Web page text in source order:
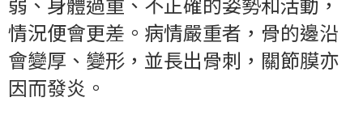
情況便會更差。病情嚴重者，骨的邊沿
會變厚、變形，並長出骨刺，關節膜亦
因而發炎。